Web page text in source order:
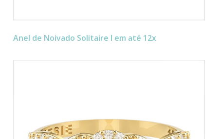
Anel de Noivado Solitaire I em até 12x